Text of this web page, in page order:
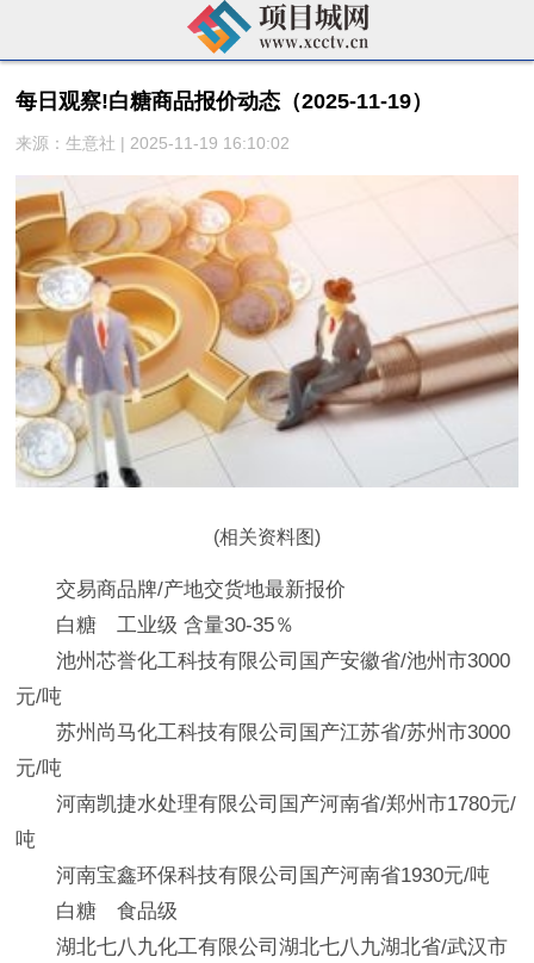
每日观察!白糖商品报价动态（2025-11-19）
来源：生意社 | 2025-11-19 16:10:02
(相关资料图)
交易商品牌/产地交货地最新报价
白糖 工业级 含量30-35％
池州芯誉化工科技有限公司国产安徽省/池州市3000
元/吨
苏州尚马化工科技有限公司国产江苏省/苏州市3000
元/吨
河南凯捷水处理有限公司国产河南省/郑州市1780元/
吨
河南宝鑫环保科技有限公司国产河南省1930元/吨
白糖 食品级
湖北七八九化工有限公司湖北七八九湖北省/武汉市